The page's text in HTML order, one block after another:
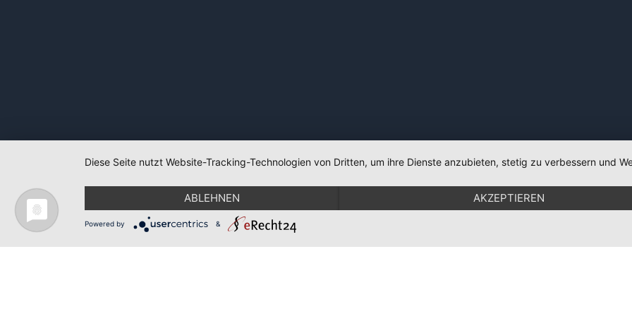
Diese Seite nutzt Website-Tracking-Technologien von Dritten, um ihre Dienste anzubieten, stetig zu verbessern und
ABLEHNEN AKZEPTIEREN
Powered by &